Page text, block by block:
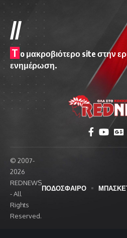
//
T o μακροβιότερο site στην
ενημέρωση.
© 2007-
2026
REDNEWS
- All
Rights
Reserved.
ΠΟΔΟΣΦΑΙΡΟ